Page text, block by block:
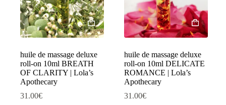
huile de massage deluxe
roll-on 10ml BREATH
OF CLARITY | Lola’s
Apothecary
31.00€
huile de massage deluxe
roll-on 10ml DELICATE
ROMANCE | Lola’s
Apothecary
31.00€